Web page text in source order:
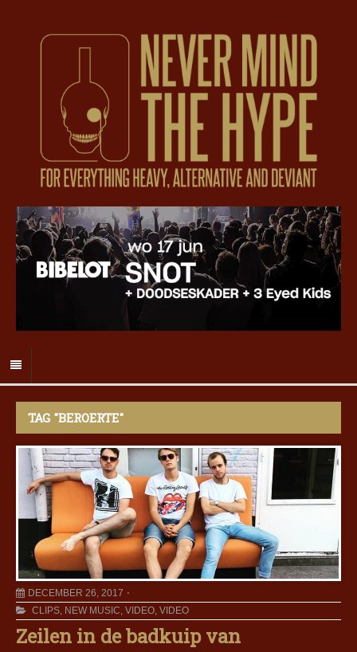
TAG "BEROERTE"
DECEMBER 26, 2017
CLIPS, NEW MUSIC, VIDEO, VIDEO
Zeilen in de badkuip van